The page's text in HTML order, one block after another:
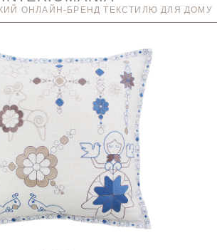
ОНЛАЙН-БРЕНД ТЕКСТИЛЮ ДЛЯ ДОМУ